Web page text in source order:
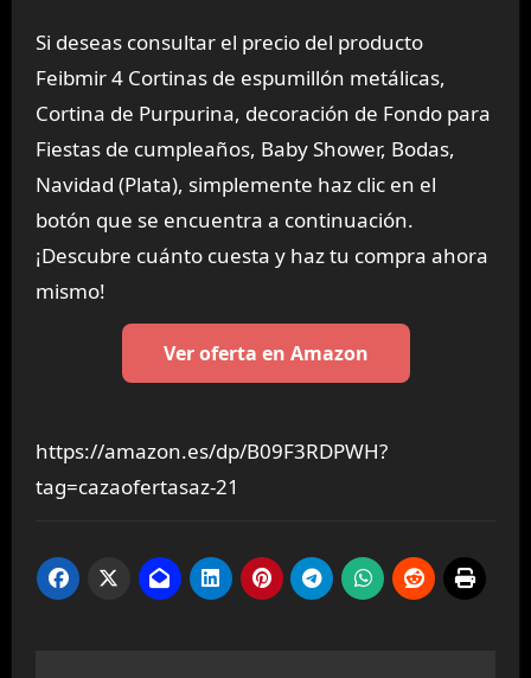
Si deseas consultar el precio del producto
Feibmir 4 Cortinas de espumillón metálicas,
Cortina de Purpurina, decoración de Fondo para
Fiestas de cumpleaños, Baby Shower, Bodas,
Navidad (Plata), simplemente haz clic en el
botón que se encuentra a continuación.
¡Descubre cuánto cuesta y haz tu compra ahora
mismo!
Ver oferta en Amazon
https://amazon.es/dp/B09F3RDPWH?
tag=cazaofertasaz-21